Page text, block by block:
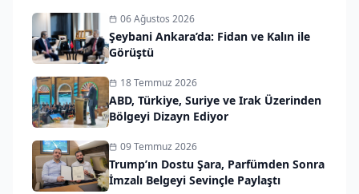
06 Ağustos 2026
Şeybani Ankara’da: Fidan ve Kalın ile
Görüştü
18 Temmuz 2026
ABD, Türkiye, Suriye ve Irak Üzerinden
Bölgeyi Dizayn Ediyor
09 Temmuz 2026
Trump’ın Dostu Şara, Parfümden Sonra
İmzalı Belgeyi Sevinçle Paylaştı